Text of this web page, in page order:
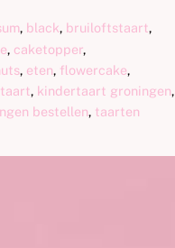
, black, bruiloftstaart,
, caketopper,
, eten, flowercake,
, kindertaart groningen,
bestellen, taarten